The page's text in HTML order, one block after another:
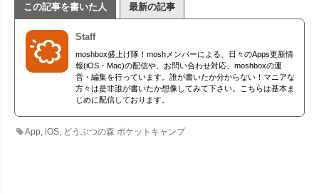
この記事を書いた人 最新の記事
Staff
moshbox盛上げ隊！moshメンバーによる、日々のApps更新情
報(iOS・Mac)の配信や、お問い合わせ対応、moshboxの運
営・編集を行っています。誰が書いたか分からない！マニアな
方々は是非誰が書いたか想像してみて下さい。こちらは基本ま
じめに配信しております。
App ,iOS どうぶつの森 ポケットキャンプ